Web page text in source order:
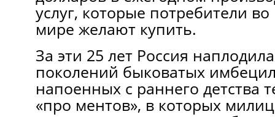
услуг, которые потребители
мире желают купить.
За эти 25 лет Россия
поколений быковатых
напоенных с раннего детства
«про ментов», в которых